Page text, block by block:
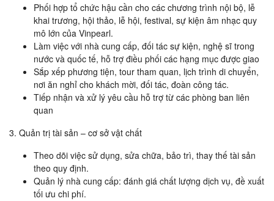
Phối hợp tổ chức hậu cần cho các chương trình nội bộ, lễ
khai trương, hội thảo, lễ hội, festival, sự kiện âm nhạc quy
mô lớn của Vinpearl.
Làm việc với nhà cung cấp, đối tác sự kiện, nghệ sĩ trong
nước và quốc tế, hỗ trợ điều phối các hạng mục được giao
Sắp xếp phương tiện, tour tham quan, lịch trình di chuyển,
nơi ăn nghỉ cho khách mời, đối tác, đoàn công tác.
Tiếp nhận và xử lý yêu cầu hỗ trợ từ các phòng ban liên
quan
3. Quản trị tài sản – cơ sở vật chất
Theo dõi việc sử dụng, sửa chữa, bảo trì, thay thế tài sản
theo quy định.
Quản lý nhà cung cấp: đánh giá chất lượng dịch vụ, đề xuất
tối ưu chi phí.